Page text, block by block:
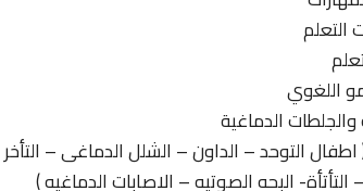
اللغوي
الدماغية
اطفال التوحد – الداون – الشلل الدماغى –
التأتأة- البحه الصوتيه – الاصابات الدماغيه )